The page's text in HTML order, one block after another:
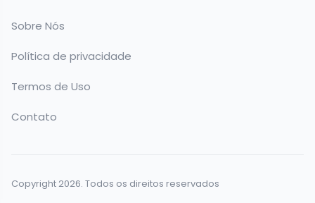
Sobre Nós
Política de privacidade
Termos de Uso
Contato
Copyright 2026. Todos os direitos reservados